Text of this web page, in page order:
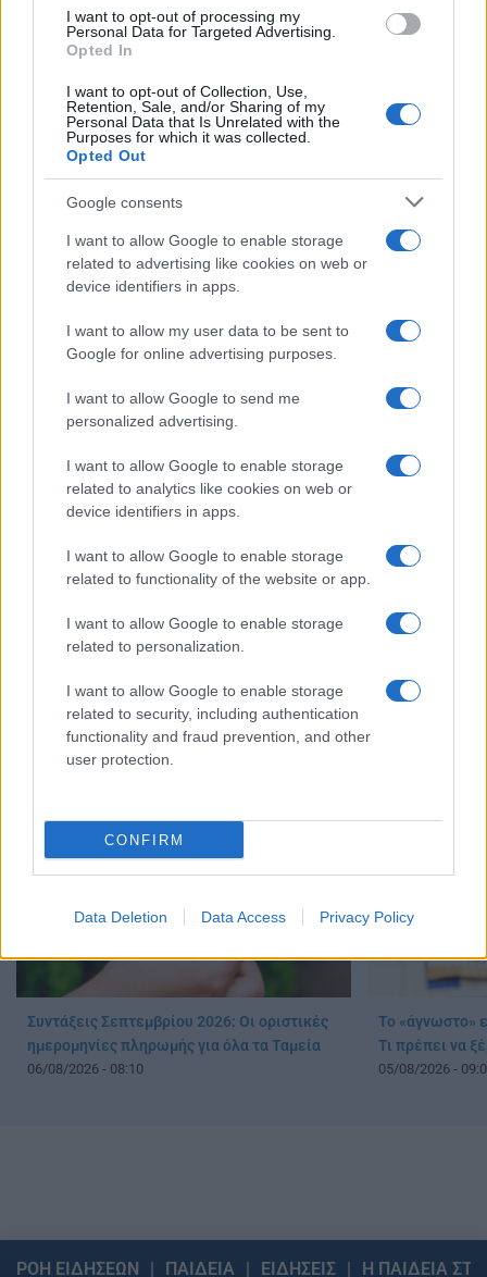
I want to opt-out of processing my
Personal Data for Targeted Advertising.
Opted In
I want to opt-out of Collection, Use,
Retention, Sale, and/or Sharing of my
Personal Data that Is Unrelated with the
Purposes for which it was collected.
Opted Out
Google consents
I want to allow Google to enable storage
related to advertising like cookies on web or
device identifiers in apps.
I want to allow my user data to be sent to
Google for online advertising purposes.
I want to allow Google to send me
personalized advertising.
I want to allow Google to enable storage
related to analytics like cookies on web or
device identifiers in apps.
I want to allow Google to enable storage
related to functionality of the website or app.
I want to allow Google to enable storage
related to personalization.
I want to allow Google to enable storage
related to security, including authentication
functionality and fraud prevention, and other
user protection.
CONFIRM
Data Deletion Data Access Privacy Policy
ΔΙΑΒΑΣΤΕ ΑΚΟΜΑ
Προσοχή! Νέα απάτη με το όνομα του e-
ΕΦΚΑ – Το email που δεν πρέπει να
09/08/2026 - 12:23
Συντάξεις
Ποιό είναι το «άγνωστο» επίδομα που
μπορούν να λάβουν συνταξιούχοι
08/08/2026 - 12:09
Συντάξεις:
ευρώ
Συντάξεις Σεπτεμβρίου 2026: Οι οριστικές
ημερομηνίες πληρωμής για όλα τα Ταμεία
06/08/2026 - 08:10
Το «άγνωστο»
Τι πρέπει να
05/08/2026 -
ΡΟΗ ΕΙΔΗΣΕΩΝ ΠΑΙΔΕΙΑ ΕΙΔΗΣΕΙΣ Η ΠΑΙΔΕΙΑ